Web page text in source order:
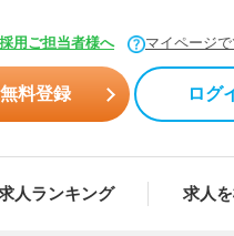
採用ご担当者様へ マイページ
無料登録 ログ
人ランキング 求人